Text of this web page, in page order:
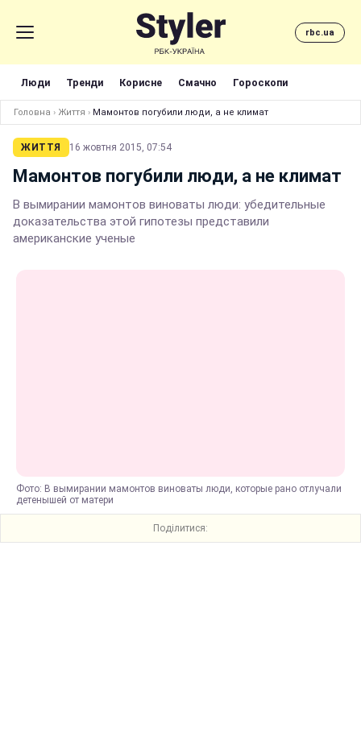
rbc.ua
Люди Тренди Корисне Смачно Гороскопи
Головна › Життя › Мамонтов погубили люди, а не климат
ЖИТТЯ 16 жовтня 2015, 07:54
Мамонтов погубили люди, а не климат
В вымирании мамонтов виноваты люди: убедительные
доказательства этой гипотезы представили
американские ученые
Фото: В вымирании мамонтов виноваты люди, которые рано отлучали
детенышей от матери
Поділитися: